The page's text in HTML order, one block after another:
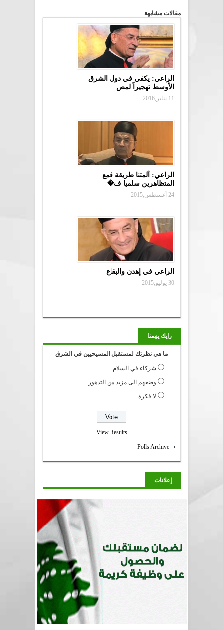
مقالات مشابهة
الراعي: يكفي في دول الشرق
الأوسط تهجيراً لمص
11 يناير,2016
الراعي: آلمتنا طريقة قمع
المتظاهرين سلميا ف�
24 أغسطس,2015
الراعي في إهدن والبقاع
30 يوليو,2015
رايك يهمنا
ما هي نظرتك لمستقبل المسيحيين في الشرق
شركاء في السلام
وضعهم الى مزيد من التدهور
لا فكرة
View Results
Polls Archive
إعلانات